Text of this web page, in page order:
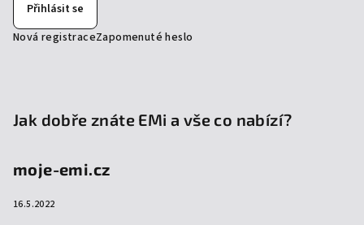
Přihlásit se
Nová registraceZapomenuté heslo
Jak dobře znáte EMi a vše co nabízí?
moje-emi.cz
16.5.2022